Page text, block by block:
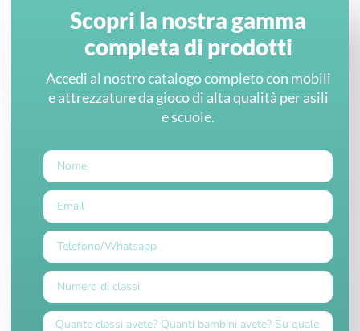
Scopri la nostra gamma
completa di prodotti
Accedi al nostro catalogo completo con mobili
e attrezzature da gioco di alta qualità per asili
e scuole.